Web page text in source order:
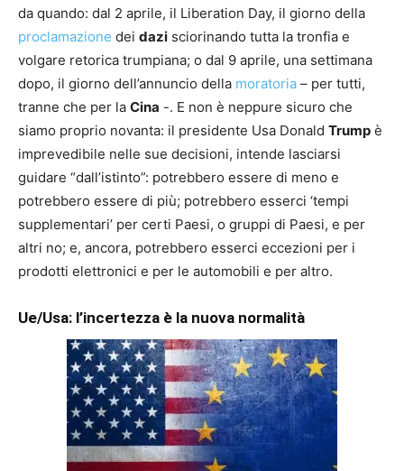
da quando: dal 2 aprile, il Liberation Day, il giorno della
proclamazione dei dazi sciorinando tutta la tronfia e
volgare retorica trumpiana; o dal 9 aprile, una settimana
dopo, il giorno dell’annuncio della moratoria – per tutti,
tranne che per la Cina -. E non è neppure sicuro che
siamo proprio novanta: il presidente Usa Donald Trump è
imprevedibile nelle sue decisioni, intende lasciarsi
guidare “dall’istinto”: potrebbero essere di meno e
potrebbero essere di più; potrebbero esserci ‘tempi
supplementari’ per certi Paesi, o gruppi di Paesi, e per
altri no; e, ancora, potrebbero esserci eccezioni per i
prodotti elettronici e per le automobili e per altro.
Ue/Usa: l’incertezza è la nuova normalità